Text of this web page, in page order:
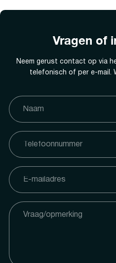
Vragen of
Neem gerust contact op via
telefonisch of per e-mail.